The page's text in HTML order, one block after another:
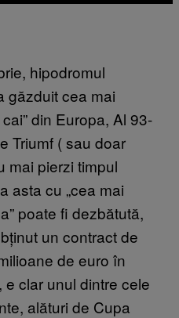
hipodromul
găzduit cea mai
din Europa, Al 93-
Triumf ( sau doar
mai pierzi timpul
asta cu „cea mai
poate fi dezbătută,
un contract de
de euro în
clar unul dintre cele
alături de Cupa